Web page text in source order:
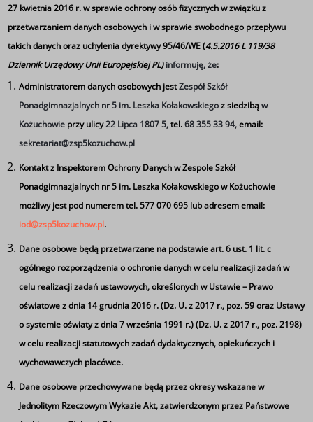
UWAGA!!!
W piątek 05.06.2026r. szkoła będzie zamknięta
Tagi
05.06.2026
27 kwietnia 2016 r. w sprawie ochrony osób fizycznych w związku z
przetwarzaniem danych osobowych i w sprawie swobodnego przepływu
takich danych oraz uchylenia dyrektywy 95/46/WE (4.5.2016 L 119/38
Dziennik Urzędowy Unii Europejskiej PL)informuję, że:
Administratorem danych osobowych jestZespół Szkół
Ponadgimnazjalnych nr 5 im. Leszka Kołakowskiegoz siedzibąw
Kożuchowie przy ulicy22 Lipca 1807 5,tel.68 355 33 94,email:
sekretariat@zsp5kozuchow.pl
Kontakt z Inspektorem Ochrony Danych w Zespole Szkół
Ponadgimnazjalnych nr 5 im. Leszka Kołakowskiego w Kożuchowie
możliwy jest pod numerem tel. 577 070 695 lub adresem email:
iod@zsp5kozuchow.pl.
Dane osobowe będą przetwarzane na podstawie art. 6 ust. 1 lit. c
ogólnego rozporządzenia o ochronie danych w celu realizacji zadań w
celu realizacji zadań ustawowych, określonych w Ustawie – Prawo
oświatowe z dnia 14 grudnia 2016 r. (Dz. U. z 2017 r., poz. 59 oraz Ustawy
o systemie oświaty z dnia 7 września 1991 r.) (Dz. U. z 2017 r., poz. 2198)
w celu realizacji statutowych zadań dydaktycznych, opiekuńczych i
wychowawczych placówce.
Dane osobowe przechowywane będą przez okresy wskazane w
Jednolitym Rzeczowym Wykazie Akt, zatwierdzonym przez Państwowe